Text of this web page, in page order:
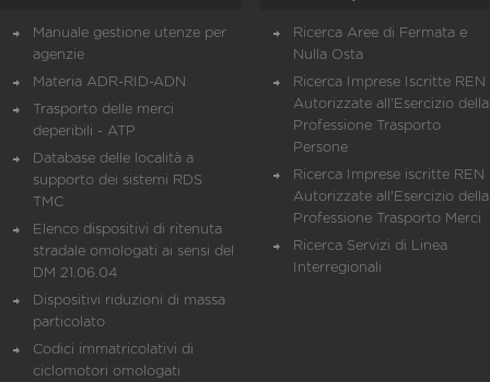
Manuale gestione utenze per
agenzie
Materia ADR-RID-ADN
Trasporto delle merci
deperibili - ATP
Database delle località a
supporto dei sistemi RDS
TMC
Elenco dispositivi di ritenuta
stradale omologati ai sensi del
DM 21.06.04
Dispositivi riduzioni di massa
particolato
Codici immatricolativi di
ciclomotori omologati
Ricerca Aree di Fermata e
Nulla Osta
Ricerca Imprese Iscritte REN
Autorizzate all'Esercizio della
Professione Trasporto
Persone
Ricerca Imprese iscritte REN
Autorizzate all'Esercizio della
Professione Trasporto Merci
Ricerca Servizi di Linea
Interregionali